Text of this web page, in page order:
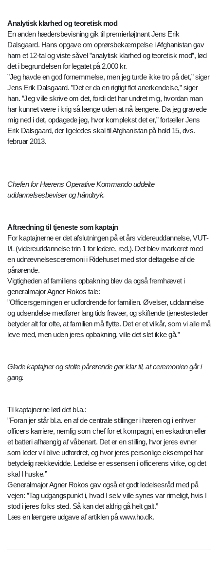
Analytisk klarhed og teoretisk mod
En anden hædersbevisning gik til premierløjtnant Jens Erik
Dalsgaard. Hans opgave om oprørsbekæmpelse i Afghanistan gav
ham et 12-tal og viste såvel ”analytisk klarhed og teoretisk mod”, lød
det i begrundelsen for legatet på 2.000 kr.
”Jeg havde en god fornemmelse, men jeg turde ikke tro på det,” siger
Jens Erik Dalsgaard. ”Det er da en rigtigt flot anerkendelse,” siger
han. ”Jeg ville skrive om det, fordi det har undret mig, hvordan man
har kunnet være i krig så længe uden at nå længere. Da jeg gravede
mig ned i det, opdagede jeg, hvor komplekst det er,” fortæller Jens
Erik Dalsgaard, der ligeledes skal til Afghanistan på hold 15, dvs.
februar 2013.
Chefen for Hærens Operative Kommando uddelte
uddannelsesbeviser og håndtryk.
Aftrædning til tjeneste som kaptajn
For kaptajnerne er det afslutningen på et års videreuddannelse, VUT-
I/L (videreuddannelse trin 1 for ledere, red.). Det blev markeret med
en udnævnelsesceremoni i Ridehuset med stor deltagelse af de
pårørende.
Vigtigheden af familiens opbakning blev da også fremhævet i
generalmajor Agner Rokos tale:
”Officersgerningen er udfordrende for familien. Øvelser, uddannelse
og udsendelse medfører lang tids fravær, og skiftende tjenestesteder
betyder alt for ofte, at familien må flytte. Det er et vilkår, som vi alle må
leve med, men uden jeres opbakning, ville det slet ikke gå.”
Glade kaptajner og stolte pårørende gør klar til, at ceremonien går i
gang.
Til kaptajnerne lød det bl.a.:
”Foran jer står bl.a. en af de centrale stillinger i hæren og i enhver
officers karriere, nemlig som chef for et kompagni, en eskadron eller
et batteri afhængig af våbenart. Det er en stilling, hvor jeres evner
som leder vil blive udfordret, og hvor jeres personlige eksempel har
betydelig rækkevidde. Ledelse er essensen i officerens virke, og det
skal I huske.”
Generalmajor Agner Rokos gav også et godt ledelsesråd med på
vejen: ”Tag udgangspunkt i, hvad I selv ville synes var rimeligt, hvis I
stod i jeres folks sted. Så kan det aldrig gå helt galt.”
Læs en længere udgave af artiklen på www.ho.dk.